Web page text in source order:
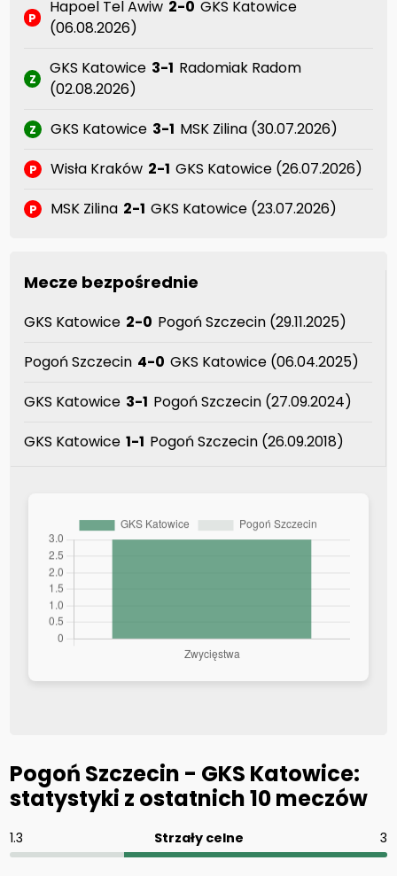
P
Hapoel Tel Awiw 2-0 GKS Katowice
(06.08.2026)
Z
GKS Katowice 3-1 Radomiak Radom
(02.08.2026)
Z GKS Katowice 3-1 MSK Zilina (30.07.2026)
P Wisła Kraków 2-1 GKS Katowice (26.07.2026)
P MSK Zilina 2-1 GKS Katowice (23.07.2026)
Mecze bezpośrednie
GKS Katowice 2-0 Pogoń Szczecin (29.11.2025)
Pogoń Szczecin 4-0 GKS Katowice (06.04.2025)
GKS Katowice 3-1 Pogoń Szczecin (27.09.2024)
GKS Katowice 1-1 Pogoń Szczecin (26.09.2018)
Pogoń Szczecin - GKS Katowice:
statystyki z ostatnich 10 meczów
1.3 Strzały celne 3